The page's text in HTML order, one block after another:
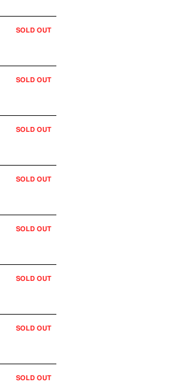
SOLD OUT
SOLD OUT
SOLD OUT
SOLD OUT
SOLD OUT
SOLD OUT
SOLD OUT
SOLD OUT